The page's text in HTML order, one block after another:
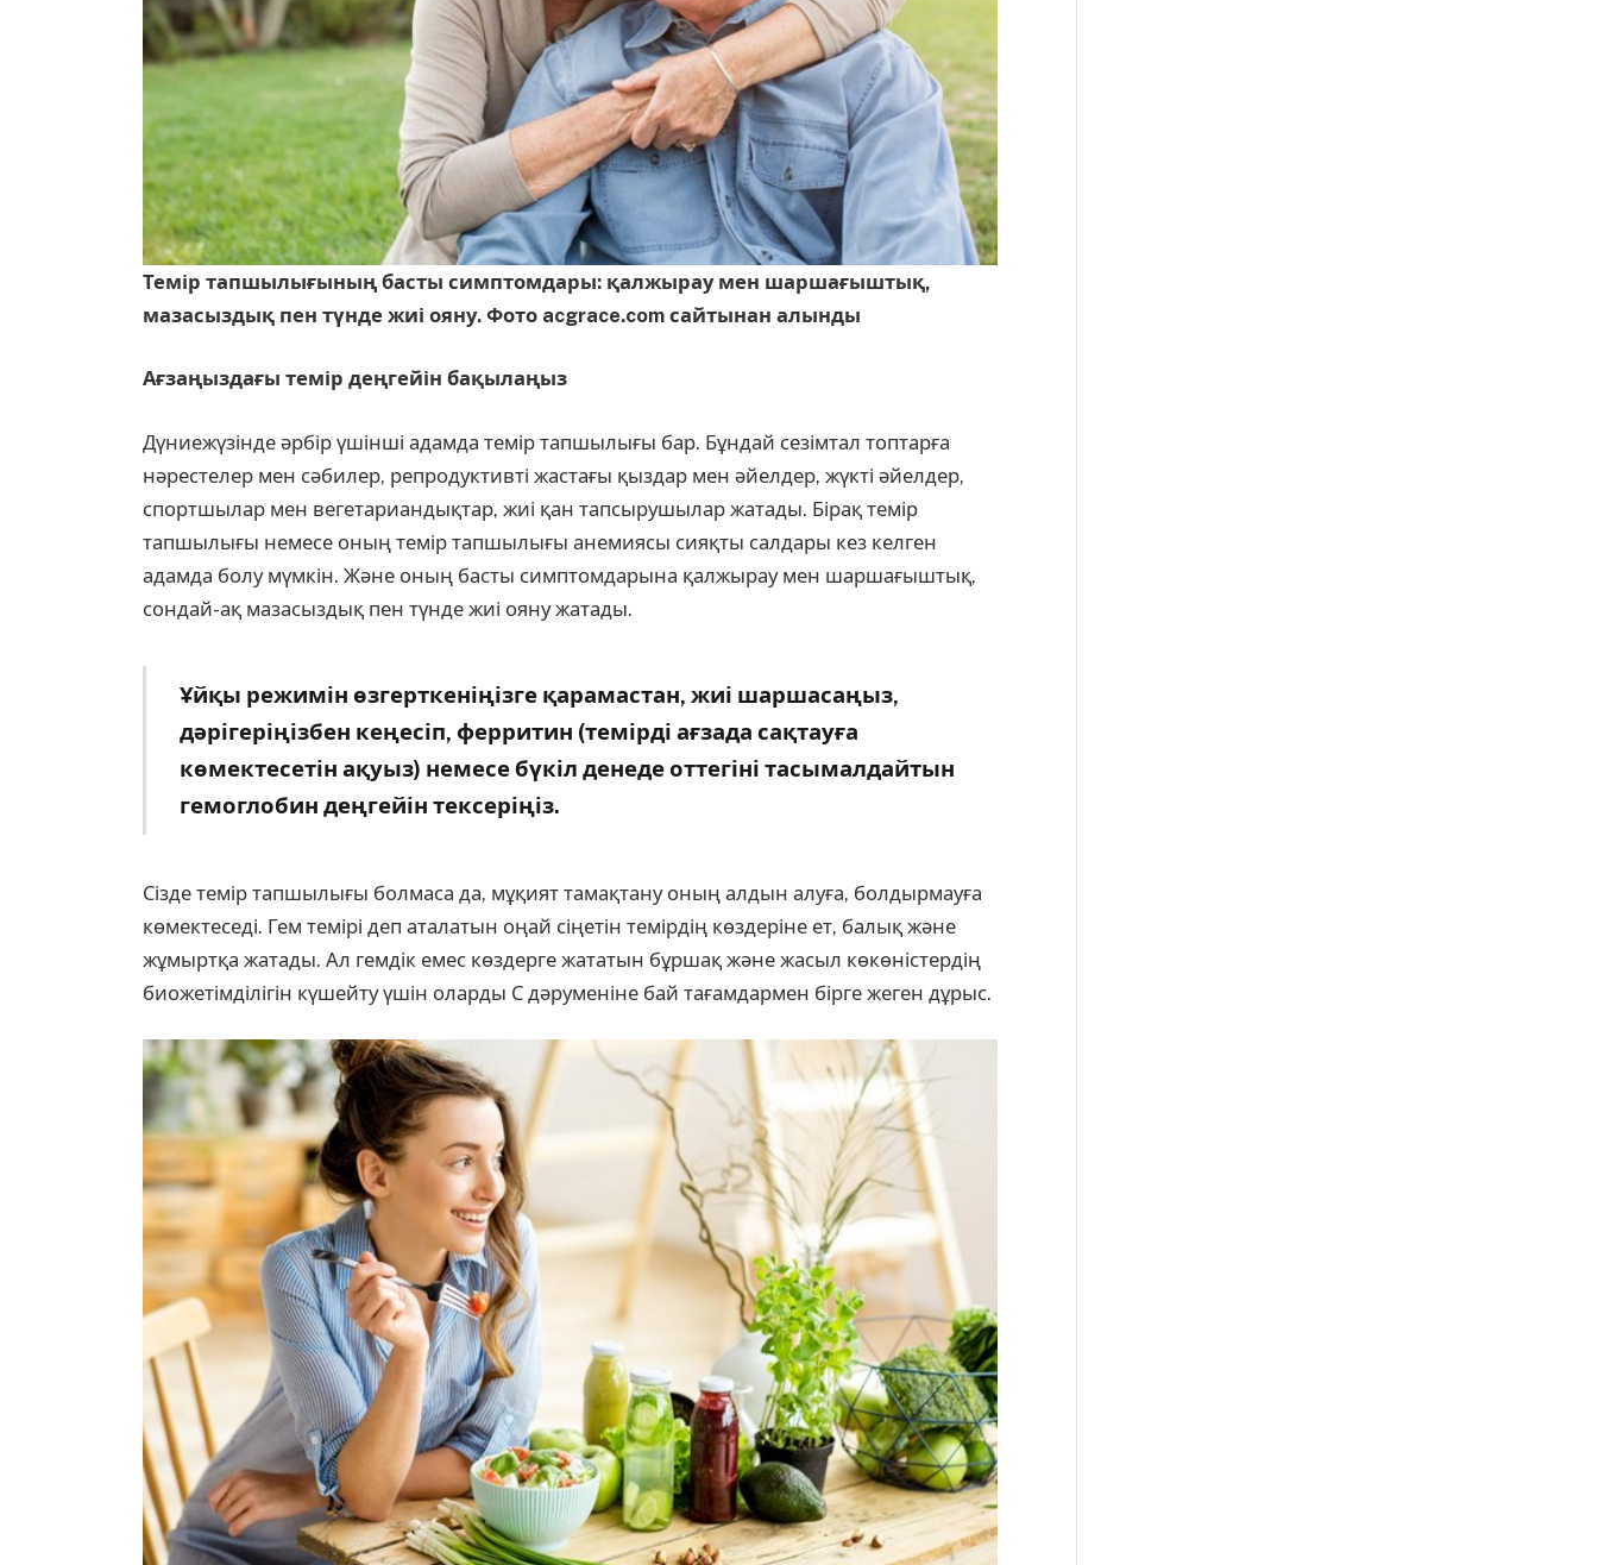
Темір тапшылығының басты симптомдары: қалжырау мен шаршағыштық,
мазасыздық пен түнде жиі ояну. Фото acgrace.com сайтынан алынды
Ағзаңыздағы темір деңгейін бақылаңыз
Дүниежүзінде әрбір үшінші адамда темір тапшылығы бар. Бұндай сезімтал топтарға
нәрестелер мен сәбилер, репродуктивті жастағы қыздар мен әйелдер, жүкті әйелдер,
спортшылар мен вегетариандықтар, жиі қан тапсырушылар жатады. Бірақ темір
тапшылығы немесе оның темір тапшылығы анемиясы сияқты салдары кез келген
адамда болу мүмкін. Және оның басты симптомдарына қалжырау мен шаршағыштық,
сондай-ақ мазасыздық пен түнде жиі ояну жатады.
Ұйқы режимін өзгерткеніңізге қарамастан, жиі шаршасаңыз,
дәрігеріңізбен кеңесіп, ферритин (темірді ағзада сақтауға
көмектесетін ақуыз) немесе бүкіл денеде оттегіні тасымалдайтын
гемоглобин деңгейін тексеріңіз.
Сізде темір тапшылығы болмаса да, мұқият тамақтану оның алдын алуға, болдырмауға
көмектеседі. Гем темірі деп аталатын оңай сіңетін темірдің көздеріне ет, балық және
жұмыртқа жатады. Ал гемдік емес көздерге жататын бұршақ және жасыл көкөністердің
биожетімділігін күшейту үшін оларды С дәруменіне бай тағамдармен бірге жеген дұрыс.